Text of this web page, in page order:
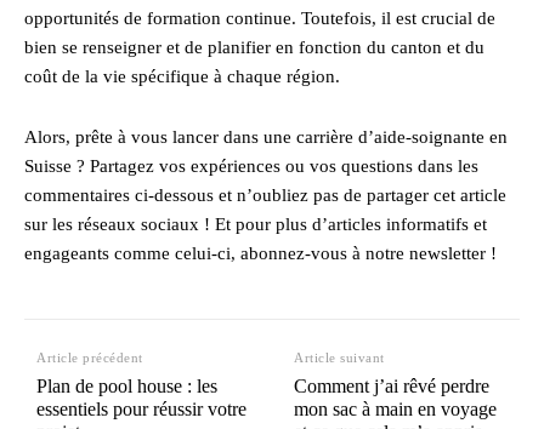
opportunités de formation continue. Toutefois, il est crucial de
bien se renseigner et de planifier en fonction du canton et du
coût de la vie spécifique à chaque région.
Alors, prête à vous lancer dans une carrière d’aide-soignante en
Suisse ? Partagez vos expériences ou vos questions dans les
commentaires ci-dessous et n’oubliez pas de partager cet article
sur les réseaux sociaux ! Et pour plus d’articles informatifs et
engageants comme celui-ci, abonnez-vous à notre newsletter !
Article précédent
Plan de pool house : les
essentiels pour réussir votre
Article suivant
Comment j’ai rêvé perdre
mon sac à main en voyage